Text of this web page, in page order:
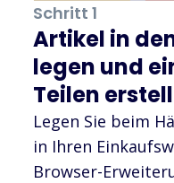
Schritt 1
Artikel in
legen und
Teilen
Legen Sie beim
in Ihren
Browser-